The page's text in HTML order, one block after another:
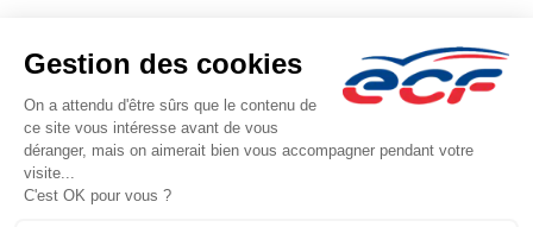
Facebook (nouvelle fenêtre)
Instagram (nouvelle fenêtre)
LinkedIn (nouvelle fenêtre)
TikTok (nouvelle fenêtre)
Raison sociale : LLERENA BOURGOGNE/FRANCHE COMTE - Capital social: 0€
SIREN: 503450835 - Numéro de TVA intracommunautaire: FR 49 503450835
Agrément n°